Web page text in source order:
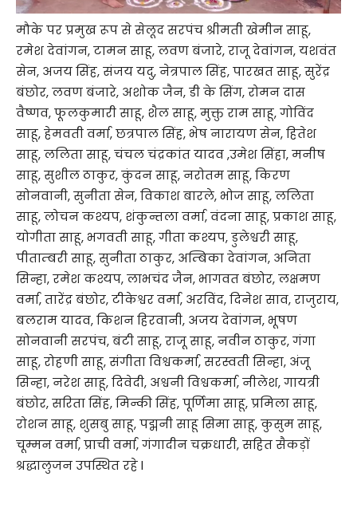
मौके पर प्रमुख रूप से सेलूद सरपंच श्रीमती खेमीन साहू,
रमेश देवांगन, टामन साहू, लवण बंजारे, राजू देवांगन, यशवंत
सेन, अजय सिंह, संजय यदु, नेत्रपाल सिंह, पारखत साहू, सुरेंद्र
बंछोर, लवण बंजारे, अशोक जैन, डी के सिंग, रोमन दास
वैष्णव, फूलकुमारी साहू, शैल साहू, मुक्तु राम साहू, गोविंद
साहू, हेमवती वर्मा, छत्रपाल सिंह, भेष नारायण सेन, हितेश
साहू, ललिता साहू, चंचल चंद्रकांत यादव ,उमेश सिंहा, मनीष
साहू, सुशील ठाकुर, कुंदन साहू, नरोतम साहू, किरण
सोनवानी, सुनीता सेन, विकाश बारले, भोज साहू, ललिता
साहू, लोचन कश्यप, शंकुन्तला वर्मा, वंदना साहू, प्रकाश साहू,
योगीता साहू, भगवती साहू, गीता कश्यप, डुलेश्वरी साहू,
पीताम्बरी साहू, सुनीता ठाकुर, अम्बिका देवांगन, अनिता
सिन्हा, रमेश कश्यप, लाभचंद जैन, भागवत बंछोर, लक्षमण
वर्मा, तारेंद्र बंछोर, टीकेश्वर वर्मा, अरविंद, दिनेश साव, राजुराय,
बलराम यादव, किशन हिरवानी, अजय देवांगन, भूषण
सोनवानी सरपंच, बंटी साहू, राजू साहू, नवीन ठाकुर, गंगा
साहू, रोहणी साहू, संगीता विश्वकर्मा, सरस्वती सिन्हा, अंजू
सिन्हा, नरेश साहू, दिवेदी, अश्वनी विश्वकर्मा, नीलेश, गायत्री
बंछोर, सरिता सिंह, मिन्की सिंह, पूर्णिमा साहू, प्रमिला साहू,
रोशन साहू, शुसबु साहू, पद्मनी साहू सिमा साहू, कुसुम साहू,
चूम्मन वर्मा, प्राची वर्मा, गंगादीन चक्रधारी, सहित सैकड़ों
श्रद्धालुजन उपस्थित रहे l